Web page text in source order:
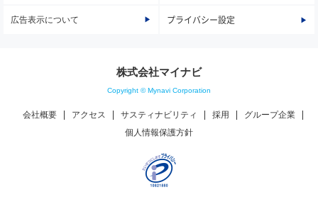
広告表示について プライバシー設定
株式会社マイナビ
Copyright © Mynavi Corporation
会社概要 アクセス サスティナビリティ 採用
グループ企業
個人情報保護方針